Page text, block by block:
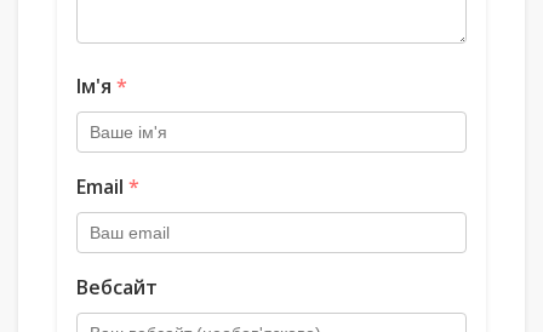
Ім'я *
Email *
Вебсайт